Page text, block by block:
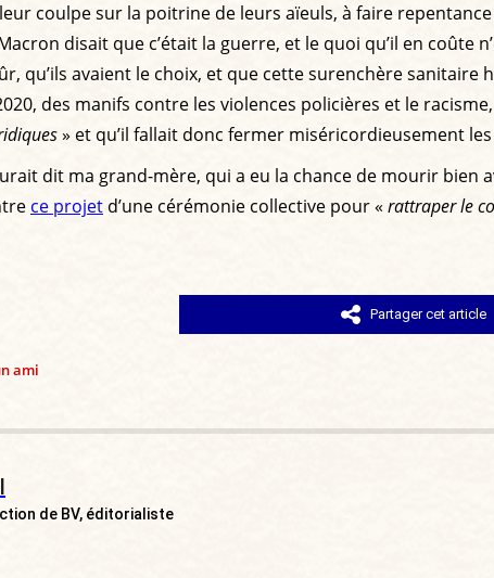
coulpe sur la poitrine de leurs aïeuls, à faire repentance
disait que c’était la guerre, et le quoi qu’il en coûte
qu’ils avaient le choix, et que cette surenchère
des manifs contre les violences policières et le
» et qu’il fallait donc fermer miséricordieusement les
dit ma grand-mère, qui a eu la chance de mourir bien
ce projet d’une cérémonie collective pour «rattraper le
Partager cet article
ami
de BV, éditorialiste